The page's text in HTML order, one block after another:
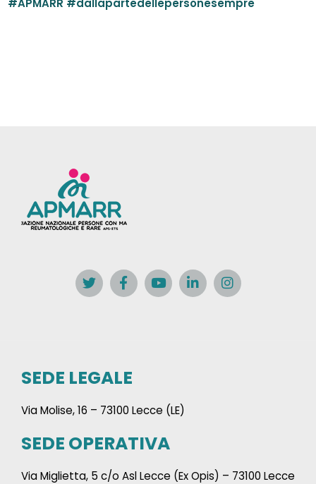
#APMARR #dallapartedellepersonesempre
SEDE LEGALE
Via Molise, 16 – 73100 Lecce (LE)
SEDE OPERATIVA
Via Miglietta, 5 c/o Asl Lecce (Ex Opis) – 73100 Lecce